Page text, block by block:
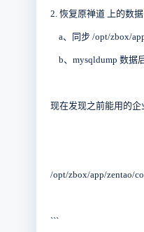
2. 恢复原禅道 上的数
a、同步 /opt/zbox/
b、mysqldump 数据
现在发现之前能用的企
/opt/zbox/app/zentao/
```